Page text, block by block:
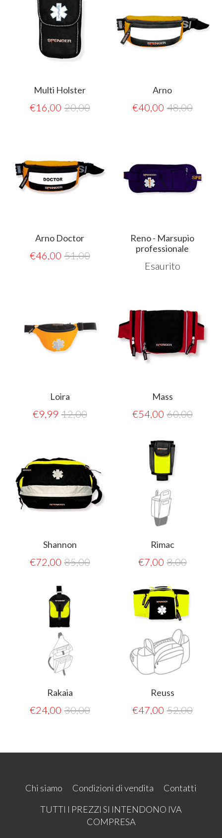
Multi Holster
€16,00 20,00
Arno
€40,00 48,00
Arno Doctor
€46,00 51,00
Reno - Marsupio
professionale
Esaurito
Loira
€9,99 12,00
Mass
€54,00 60,00
Shannon
€72,00 85,00
Rimac
€7,00 8,00
Rakaia
€24,00 30,00
Reuss
€47,00 52,00
Chi siamo Condizioni di vendita
Contatti
TUTTI I PREZZI SI INTENDONO IVA
COMPRESA